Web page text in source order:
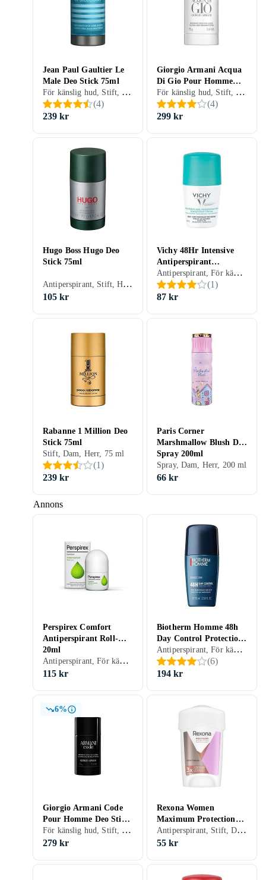
Annons
Jean Paul Gaultier Le
Male Deo Stick 75ml
För känslig hud, Stift, Dam, Herr, 75 ml
(4)
239 kr
Giorgio Armani Acqua
Di Gio Pour Homme
Deo Stick 75ml
För känslig hud, Stift, Dam, Herr, 75 ml
(4)
299 kr
Hugo Boss Hugo Deo
Stick 75ml
Antiperspirant, Stift, Herr, 75 ml
105 kr
Vichy 48Hr Intensive
Antiperspirant
Treatment Roll-On
50ml
Antiperspirant, För känslig hud, Roll-On, Dam, Herr, 50 ml
(1)
87 kr
Rabanne 1 Million Deo
Stick 75ml
Stift, Dam, Herr, 75 ml
(1)
239 kr
Paris Corner
Marshmallow Blush Deo
Spray 200ml
Spray, Dam, Herr, 200 ml
66 kr
Perspirex Comfort
Antiperspirant Roll-On
20ml
Antiperspirant, För känslig hud, Anti-lukt, Roll-On, Dam, Herr, 20 ml
115 kr
Biotherm Homme 48h
Day Control Protection
Roll-On 75ml
Antiperspirant, För känslig hud, Roll-On, Herr, 75 ml
(6)
194 kr
6%
Giorgio Armani Code
Pour Homme Deo Stick
75g
För känslig hud, Stift, Herr, 75 ml
279 kr
Rexona Women
Maximum Protection
Confidence Deo Cream
45ml
Antiperspirant, Stift, Dam, 45 ml
55 kr